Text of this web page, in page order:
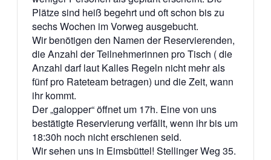
Plätze sind heiß begehrt und oft schon bis zu
sechs Wochen im Vorweg ausgebucht.
Wir benötigen den Namen der Reservierenden,
die Anzahl der Teilnehmerinnen pro Tisch ( die
Anzahl darf laut Kalles Regeln nicht mehr als
fünf pro Rateteam betragen) und die Zeit, wann
ihr kommt.
Der „galopper“ öffnet um 17h. Eine von uns
bestätigte Reservierung verfällt, wenn ihr bis um
18:30h noch nicht erschienen seid.
Wir sehen uns in Eimsbüttel! Stellinger Weg 35.